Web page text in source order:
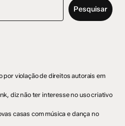
Pesquisar
por violação de direitos autorais em
diz não ter interesse no uso criativo
casas com música e dança no